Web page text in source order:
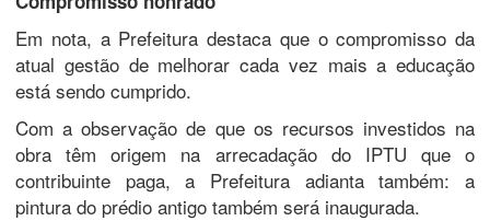
Em nota, a Prefeitura destaca que o compromisso da
atual gestão de melhorar cada vez mais a educação
está sendo cumprido.
Com a observação de que os recursos investidos na
obra têm origem na arrecadação do IPTU que o
contribuinte paga, a Prefeitura adianta também: a
pintura do prédio antigo também será inaugurada.